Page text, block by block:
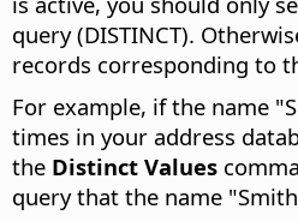
query (DISTINCT).
records corresponding to
For example, if the name
times in your address
the Distinct Values
query that the name